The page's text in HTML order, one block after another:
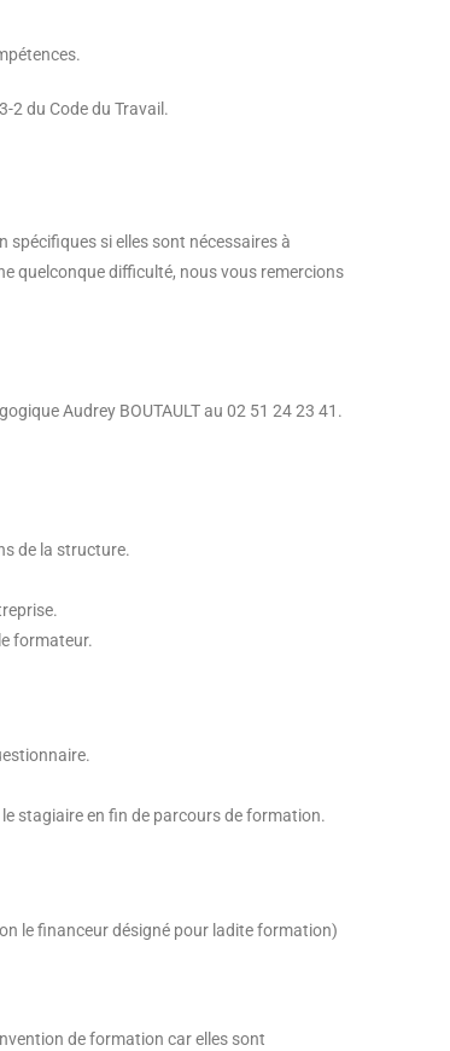
2 du Code du Travail.
si elles sont nécessaires à
quelconque difficulté, nous vous remercions
Audrey BOUTAULT au 02 51 24 23 41.
de la structure.
formateur.
stagiaire en fin de parcours de formation.
le financeur désigné pour ladite formation)
de formation car elles sont